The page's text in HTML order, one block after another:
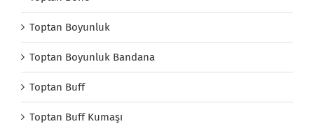
Toptan Boyunluk
Toptan Boyunluk Bandana
Toptan Buff
Toptan Buff Kumaşı